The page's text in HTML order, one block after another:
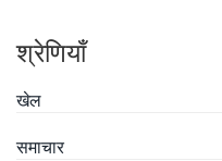
श्रेणियाँ
खेल
समाचार